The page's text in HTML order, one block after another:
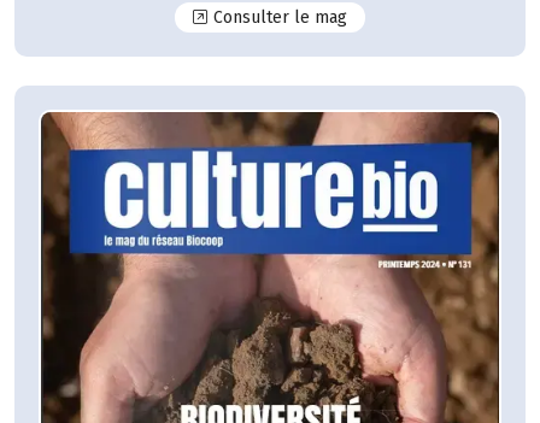
Consulter le magN°132